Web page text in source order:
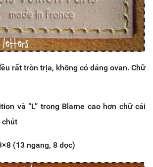
rất tròn trịa, không có dáng ovan. Chữ
và “L” trong Blame cao hơn chữ cái
chút
(13 ngang, 8 dọc)